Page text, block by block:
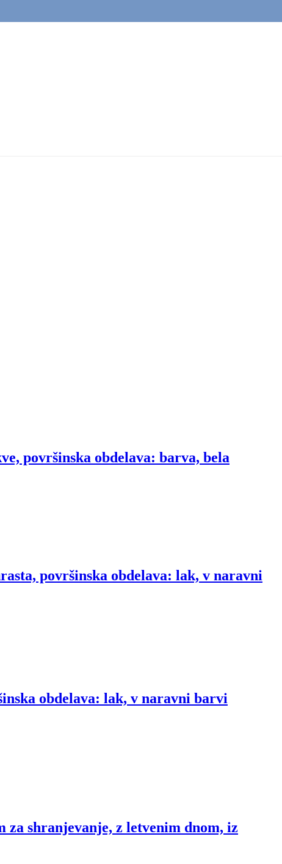
površinska obdelava: barva, bela
površinska obdelava: lak, v naravni
obdelava: lak, v naravni barvi
za shranjevanje, z letvenim dnom, iz